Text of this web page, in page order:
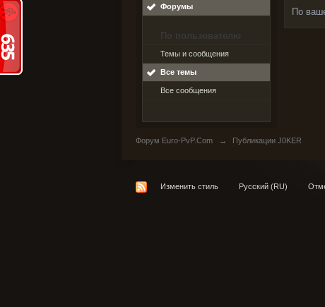
Форумы
По пользователю
Темы и сообщения
Все темы
Все сообщения
По
Форум Euro-PvP.Com → Публикации J0KER
Изменить стиль Русский (RU)